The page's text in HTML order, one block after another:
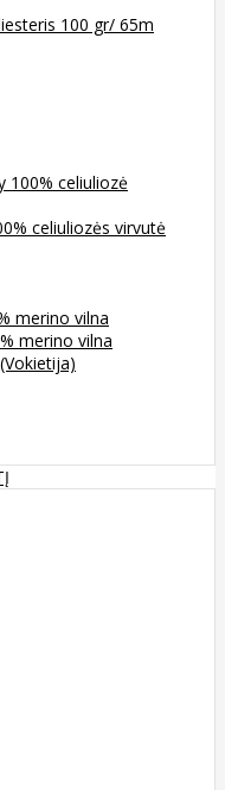
100 gr/ 65m
100% celiuliozė
celiuliozės virvutė
merino vilna
merino vilna